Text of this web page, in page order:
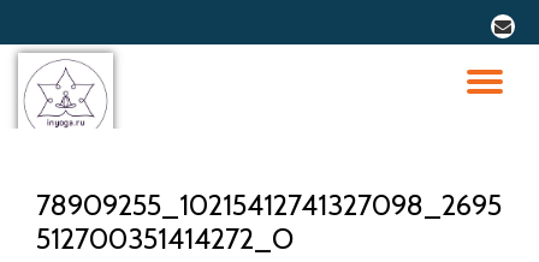
Перейти
содержимому
fa-
78909255_10215412741327098_2695
512700351414272_O